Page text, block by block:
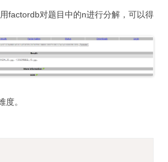
factordb对题目中的n进行分解，可以得
度。